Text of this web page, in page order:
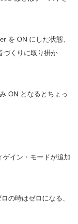
を ON にした状態、
づくりに取り掛か
ON となるとちょっ
イン・モードが追加
の時はゼロになる、